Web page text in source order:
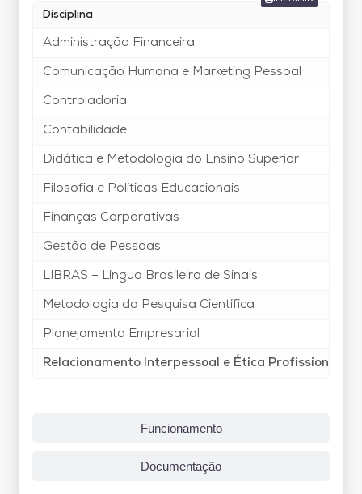
Funcionamento
Documentação
Disciplina
Administração Financeira
Comunicação Humana e Marketing Pessoal
Controladoria
Contabilidade
Didática e Metodologia do Ensino Superior
Filosofia e Políticas Educacionais
Finanças Corporativas
Gestão de Pessoas
LIBRAS – Língua Brasileira de Sinais
Metodologia da Pesquisa Científica
Planejamento Empresarial
Relacionamento Interpessoal e Ética Profissional